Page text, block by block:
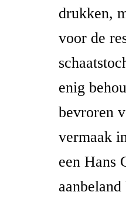
drukken,
voor de
enig
bevroren
vermaak
een Hans